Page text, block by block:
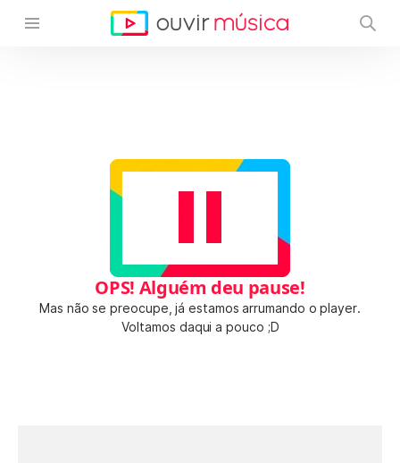
OPS! Alguém deu pause!
Mas não se preocupe, já estamos arrumando o player.
Voltamos daqui a pouco ;D